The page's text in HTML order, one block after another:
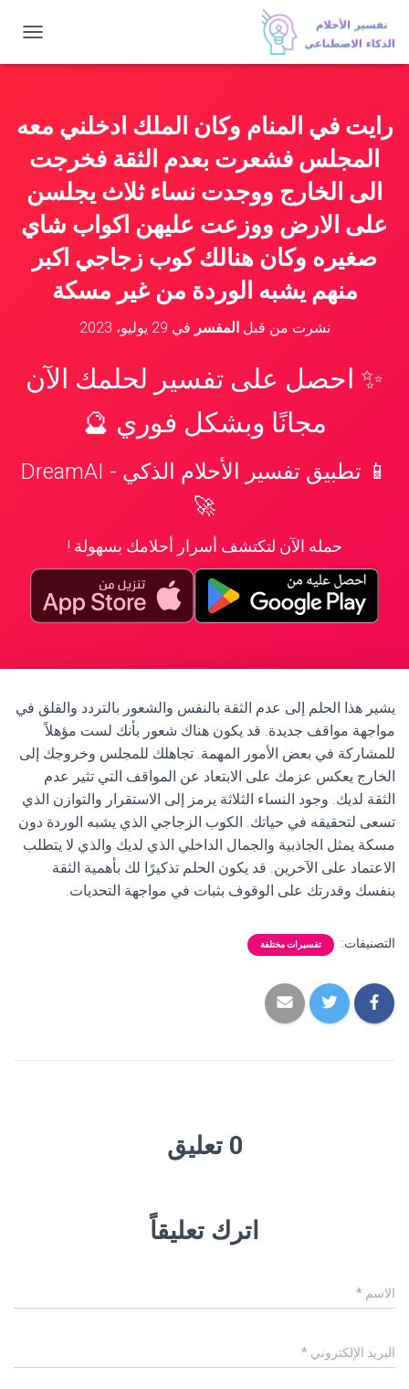
ب
ا
ت
ق
ل
رايت في المنام وكان الملك ادخلني معه
المجلس فشعرت بعدم الثقة فخرجت
الى الخارج ووجدت نساء ثلاث يجلسن
على الارض ووزعت عليهن اكواب شاي
صغيره وكان هنالك كوب زجاجي اكبر
منهم يشبه الوردة من غير مسكة
نشرت من قبلالمفسر في 29 يوليو، 2023
✨ احصل على تفسير لحلمك الآن
مجانًا وبشكل فوري 🔮
📱 تطبيق تفسير الأحلام الذكي - DreamAI
🚀
حمله الآن لتكتشف أسرار أحلامك بسهولة !
يشير هذا الحلم إلى عدم الثقة بالنفس والشعور بالتردد والقلق في
مواجهة مواقف جديدة. قد يكون هناك شعور بأنك لست مؤهلاً
للمشاركة في بعض الأمور المهمة. تجاهلك للمجلس وخروجك إلى
الخارج يعكس عزمك على الابتعاد عن المواقف التي تثير عدم
الثقة لديك. وجود النساء الثلاثة يرمز إلى الاستقرار والتوازن الذي
تسعى لتحقيقه في حياتك. الكوب الزجاجي الذي يشبه الوردة دون
مسكة يمثل الجاذبية والجمال الداخلي الذي لديك والذي لا يتطلب
الاعتماد على الآخرين. قد يكون الحلم تذكيرًا لك بأهمية الثقة
بنفسك وقدرتك على الوقوف بثبات في مواجهة التحديات.
التصنيفات: تفسيرات مختلفة
0 تعليق
اترك تعليقاً
الاسم *
البريد الإلكتروني *